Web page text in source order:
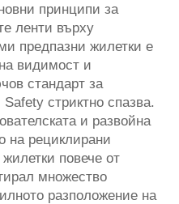
принципи за
ленти върху
предпазни жилетки е
видимост и
стандарт за
стриктно спазва.
и развойна
на рециклирани
повече от
множество
разположение на